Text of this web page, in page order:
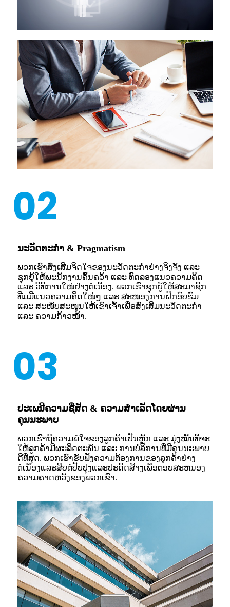
02
ນະວັດຕະກໍາ & Pragmatism
ພວກເຮົາສົ່ງເສີມຈິດໃຈຂອງນະວັດຕະກໍາຢ່າງຈິງຈັງ ແລະ
ຊຸກຍູ້ໃຫ້ພະນັກງານຄົ້ນຄວ້າ ແລະ ທົດລອງແນວຄວາມຄິດ
ແລະ ວິທີການໃໝ່ຢ່າງຕໍ່ເນື່ອງ. ພວກເຮົາຊຸກຍູ້ໃຫ້ສະມາຊິກ
ທີມມີແນວຄວາມຄິດໃໝ່ໆ ແລະ ສະໜອງການຝຶກອົບຮົມ
ແລະ ສະໜັບສະໜູນໃຫ້ເຂົາເຈົ້າເພື່ອສົ່ງເສີມນະວັດຕະກໍາ
ແລະ ຄວາມກ້າວໜ້າ.
03
ປະເພນີຄວາມຊື່ສັດ & ຄວາມສໍາເລັດໂດຍຜ່ານ
ຄຸນນະພາບ
ພວກເຮົາຖືຄວາມພໍໃຈຂອງລູກຄ້າເປັນຫຼັກ ແລະ ມຸ່ງໝັ້ນທີ່ຈະ
ໃຫ້ລູກຄ້າມີຜະລິດຕະພັນ ແລະ ການບໍລິການທີ່ມີຄຸນນະພາບ
ດີທີ່ສຸດ. ພວກເຮົາຮັບຟັງຄວາມຕ້ອງການຂອງລູກຄ້າຢ່າງ
ຕໍ່ເນື່ອງແລະສືບຕໍ່ປັບປຸງແລະປະດິດສ້າງເພື່ອຕອບສະຫນອງ
ຄວາມຄາດຫວັງຂອງພວກເຂົາ.